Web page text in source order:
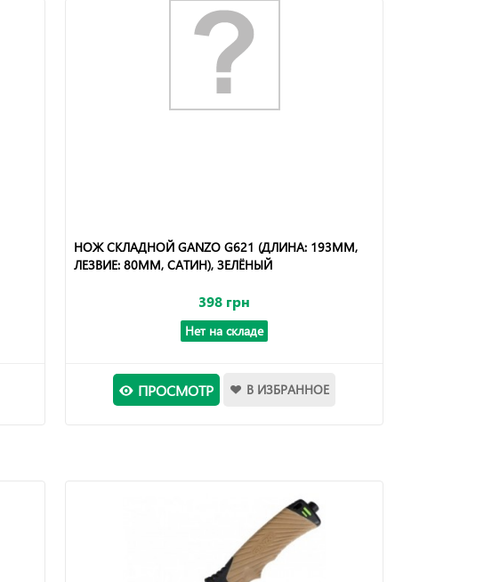
НОЖ СКЛАДНОЙ GANZO G621 (ДЛИНА: 193ММ,
ЛЕЗВИЕ: 80ММ, САТИН), ЗЕЛЁНЫЙ
398 грн
Нет на складе
ПРОСМОТР В ИЗБРАННОЕ